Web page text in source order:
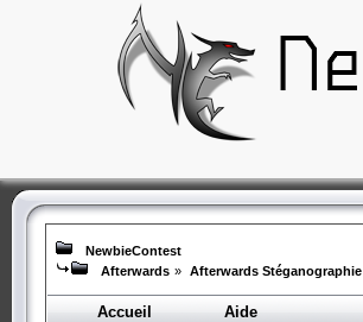
NewbieContest
Afterwards » Afterwards Stéganographie
Accueil Aide